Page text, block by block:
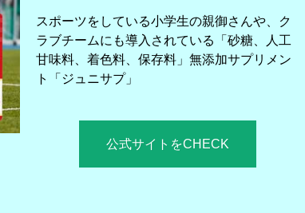
スポーツをしている小学生の親御さんや、ク
ラブチームにも導入されている「砂糖、人工
甘味料、着色料、保存料」無添加サプリメン
ト「ジュニサプ」
公式サイトをCHECK